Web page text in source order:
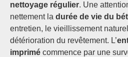
nettoyage régulier. Une
nettement la durée de vie du
entretien, le vieillissement
détérioration du revêtement. L’
imprimé commence par une